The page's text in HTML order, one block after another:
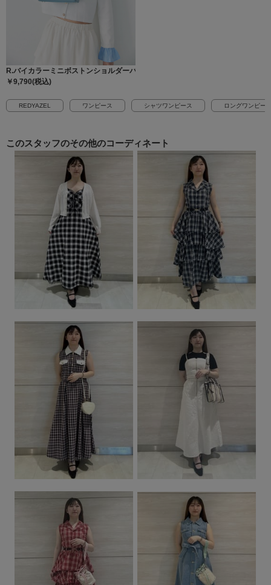
R.バイカラーミニボストンショルダーバッグ
￥9,790(税込)
REDYAZEL ワンピース シャツワンピース ロングワンピー
このスタッフのその他のコーディネート